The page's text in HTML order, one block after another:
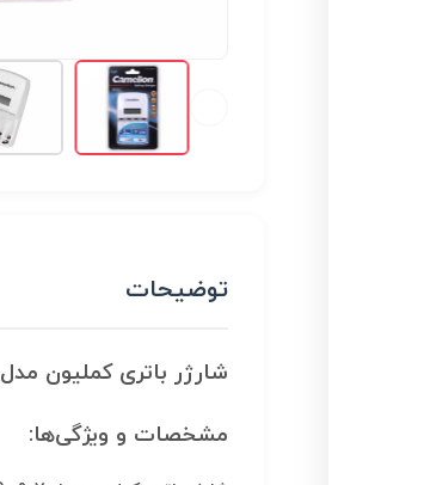
توضیحات
شارژر باتری کملیون مدل BC-0907
مشخصات و ویژگی‌ها: